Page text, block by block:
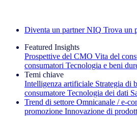
Diventa un partner NIQ Trova un
Featured Insights
Prospettive del CMO Vita del
consumatori Tecnologia e beni
Temi chiave
Intelligenza artificiale Strategia di
consumatore Tecnologia dei dati
Trend di settore Omnicanale /
promozione Innovazione di